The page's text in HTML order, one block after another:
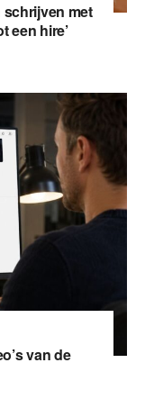
schrijven met
een hire’
van de